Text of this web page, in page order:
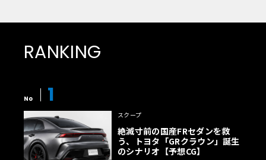
RANKING
No 1
スクープ
絶滅寸前の国産FRセダンを救
う、トヨタ「GRクラウン」誕生
のシナリオ【予想CG】